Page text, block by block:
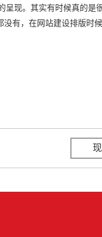
现。其实有时候真的是
有，在网站建设排版时